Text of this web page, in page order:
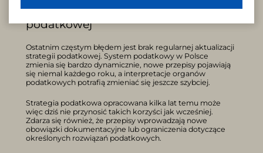
Brak bieżącej aktualizacji strategii
podatkowej
Ostatnim częstym błędem jest brak regularnej aktualizacji
strategii podatkowej. System podatkowy w Polsce
zmienia się bardzo dynamicznie, nowe przepisy pojawiają
się niemal każdego roku, a interpretacje organów
podatkowych potrafią zmieniać się jeszcze szybciej.
Strategia podatkowa opracowana kilka lat temu może
więc dziś nie przynosić takich korzyści jak wcześniej.
Zdarza się również, że przepisy wprowadzają nowe
obowiązki dokumentacyjne lub ograniczenia dotyczące
określonych rozwiązań podatkowych.